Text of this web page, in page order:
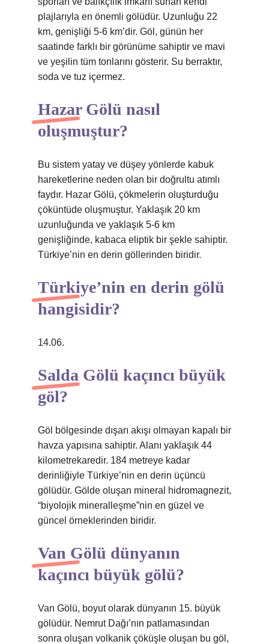
plajlarıyla en önemli gölüdür. Uzunluğu 22
km, genişliği 5-6 km’dir. Göl, günün her
saatinde farklı bir görünüme sahiptir ve mavi
ve yeşilin tüm tonlarını gösterir. Su berraktır,
soda ve tuz içermez.
Hazar Gölü nasıl
oluşmuştur?
Bu sistem yatay ve düşey yönlerde kabuk
hareketlerine neden olan bir doğrultu atımlı
faydır. Hazar Gölü, çökmelerin oluşturduğu
çöküntüde oluşmuştur. Yaklaşık 20 km
uzunluğunda ve yaklaşık 5-6 km
genişliğinde, kabaca eliptik bir şekle sahiptir.
Türkiye’nin en derin göllerinden biridir.
Türkiye’nin en derin gölü
hangisidir?
14.06.
Salda Gölü kaçıncı büyük
göl?
Göl bölgesinde dışarı akışı olmayan kapalı bir
havza yapısına sahiptir. Alanı yaklaşık 44
kilometrekaredir. 184 metreye kadar
derinliğiyle Türkiye’nin en derin üçüncü
gölüdür. Gölde oluşan mineral hidromagnezit,
“biyolojik mineralleşme”nin en güzel ve
güncel örneklerinden biridir.
Van Gölü dünyanın
kaçıncı büyük gölü?
Van Gölü, boyut olarak dünyanın 15. büyük
gölüdür. Nemrut Dağı’nın patlamasından
sonra oluşan volkanik çöküşle oluşan bu göl,